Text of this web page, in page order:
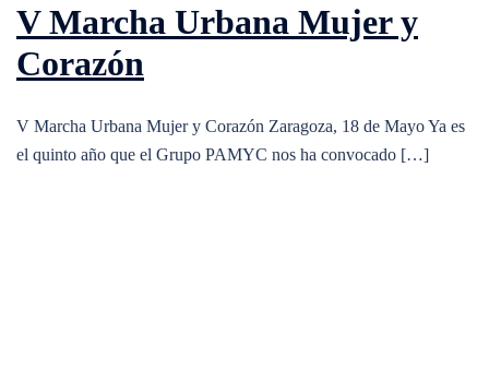
V Marcha Urbana Mujer y
Corazón
V Marcha Urbana Mujer y Corazón Zaragoza, 18 de Mayo Ya es
el quinto año que el Grupo PAMYC nos ha convocado […]